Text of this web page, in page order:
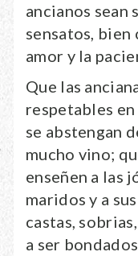
ancianos sean
sensatos, bien
amor y la
Que las
respetables
se abstengan
mucho vino;
enseñen a las
maridos y a
castas,
a ser